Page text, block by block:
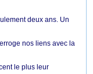
deux ans. Un
nos liens avec la
le plus leur